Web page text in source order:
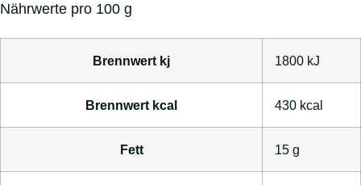
Nährwerte pro 100 g
Brennwert kj 1800 kJ
Brennwert kcal 430 kcal
Fett 15 g